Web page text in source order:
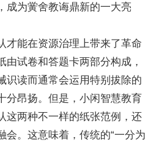
成为黉舍教诲鼎新的一大亮
才能在资源治理上带来了革命
由试卷和答题卡两部分构成，
识读而通常会运用特别拔除的
分昂扬。但是，小闲智慧教育
这两种不一样的纸张范例，还
会。这意味着，传统的“一分为